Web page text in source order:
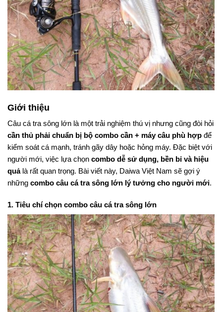
Giới thiệu
Câu cá tra sông lớn là một trải nghiệm thú vị nhưng cũng đòi hỏi
cần thủ phải chuẩn bị bộ combo cần + máy câu phù hợp để
kiểm soát cá mạnh, tránh gãy dây hoặc hỏng máy. Đặc biệt với
người mới, việc lựa chọn combo dễ sử dụng, bền bỉ và hiệu
quảlà rất quan trọng. Bài viết này, Daiwa Việt Nam sẽ gợi ý
những combo câu cá tra sông lớn lý tưởng cho người mới.
1. Tiêu chí chọn combo câu cá tra sông lớn